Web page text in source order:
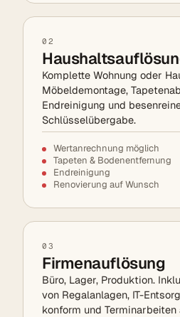
02
Komplette Wohnung oder
Möbeldemontage,
Endreinigung und
Schlüsselübergabe.
Wertanrechnung möglich
Tapeten & Bodenentfernung
Endreinigung
Renovierung auf Wunsch
03
Firmenauflösung
Büro, Lager, Produktion.
von Regalanlagen, IT-
konform und Terminarbeiten